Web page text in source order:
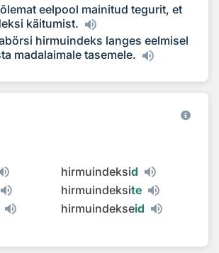
eelpool mainitud tegurit, et
käitumist.
hirmuindeks langes eelmisel
madalaimale tasemele.
hirmuindeksid
hirmuindeksite
hirmuindekseid